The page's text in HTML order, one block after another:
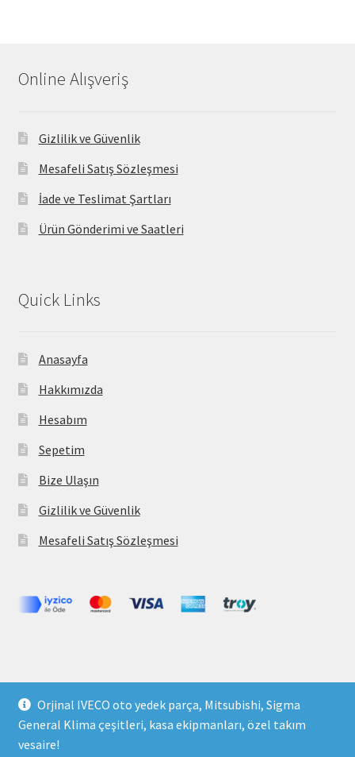
Orjinal IVECO oto yedek parça, Mitsubishi, Sigma
General Klima çeşitleri, kasa ekipmanları, özel takım
vesaire!
Online Alışveriş
Gizlilik ve Güvenlik
Mesafeli Satış Sözleşmesi
İade ve Teslimat Şartları
Ürün Gönderimi ve Saatleri
Quick Links
Anasayfa
Hakkımızda
Hesabım
Sepetim
Bize Ulaşın
Gizlilik ve Güvenlik
Mesafeli Satış Sözleşmesi
Copyright 2021 © parcavs.com Tüm hakları saklıdır. Kredi
kartı bilgileriniz 256bit SSL sertifikası ile korunmaktadır.